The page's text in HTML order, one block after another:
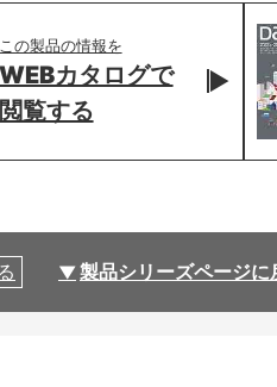
この製品の情報を
WEBカタログで
閲覧する
製品シリーズページに